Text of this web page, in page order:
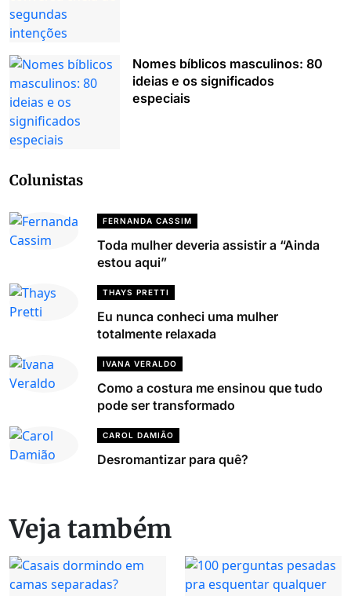
Nomes bíblicos masculinos: 80
ideias e os significados
especiais
Colunistas
FERNANDA CASSIM
Toda mulher deveria assistir a “Ainda
estou aqui”
THAYS PRETTI
Eu nunca conheci uma mulher
totalmente relaxada
IVANA VERALDO
Como a costura me ensinou que tudo
pode ser transformado
CAROL DAMIÃO
Desromantizar para quê?
Veja também